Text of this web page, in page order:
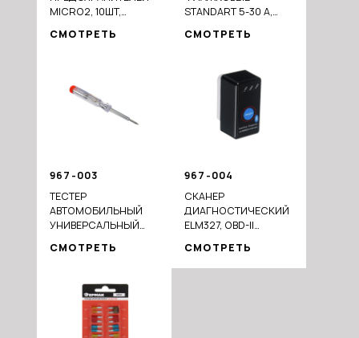
MICRO2, 10ШТ,
СМОТРЕТЬ
STANDART 5-30 А,
СМОТРЕТЬ
967-003
ТЕСТЕР
АВТОМОБИЛЬНЫЙ
УНИВЕРСАЛЬНЫЙ
СМОТРЕТЬ
967-004
СКАНЕР
ДИАГНОСТИЧЕСКИЙ
ELM327, OBD-II
2.1
СМОТРЕТЬ